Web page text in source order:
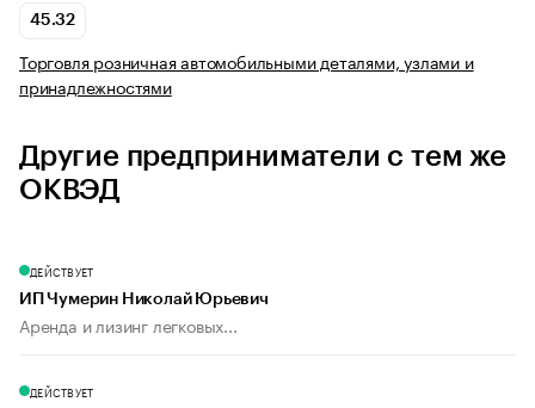
45.32
Торговля розничная автомобильными деталями, узлами и
принадлежностями
Другие предприниматели с тем же
ОКВЭД
ДЕЙСТВУЕТ
ИП Чумерин Николай Юрьевич
Аренда и лизинг легковых...
ДЕЙСТВУЕТ